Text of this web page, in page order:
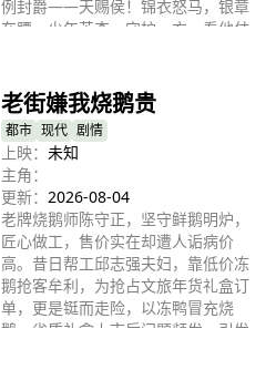
例封爵——天赐侯！锦衣怒马，银章
在腰，少年英杰，守护一方。看他仗
奇！
老街嫌我烧鹅贵
都市 现代 剧情
上映： 未知
主角：
更新： 2026-08-04
老牌烧鹅师陈守正，坚守鲜鹅明炉，
匠心做工，售价实在却遭人诟病价
高。昔日帮工邱志强夫妇，靠低价冻
鹅抢客牟利，为抢占文旅年货礼盒订
单，更是铤而走险，以冻鸭冒充烧
鹅。劣质礼盒上市后问题频发，引发